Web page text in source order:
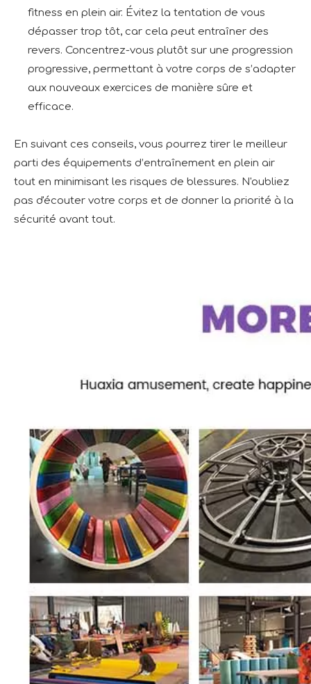
fitness en plein air. Évitez la tentation de vous
dépasser trop tôt, car cela peut entraîner des
revers. Concentrez-vous plutôt sur une progression
progressive, permettant à votre corps de s’adapter
aux nouveaux exercices de manière sûre et
efficace.
En suivant ces conseils, vous pourrez tirer le meilleur
parti des équipements d’entraînement en plein air
tout en minimisant les risques de blessures. N'oubliez
pas d'écouter votre corps et de donner la priorité à la
sécurité avant tout.